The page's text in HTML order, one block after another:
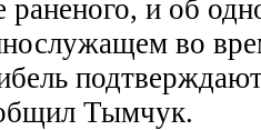
раненого, и об
во
Тымчук.